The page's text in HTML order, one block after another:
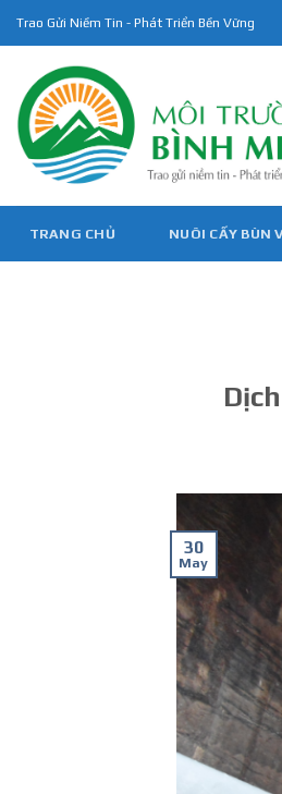
content
Trao Gửi Niềm Tin - Phát Triển Bền Vững
TRANG CHỦ NUÔI CẤY BÙN
30
May